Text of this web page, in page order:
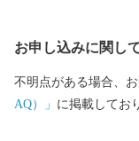
だわり、生産者の想
お申し込みに関し
不明点がある場合、
AQ）」 に掲載してお